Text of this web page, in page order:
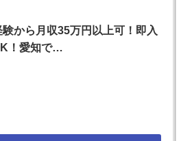
験から月収35万円以上可！即入
！愛知で…